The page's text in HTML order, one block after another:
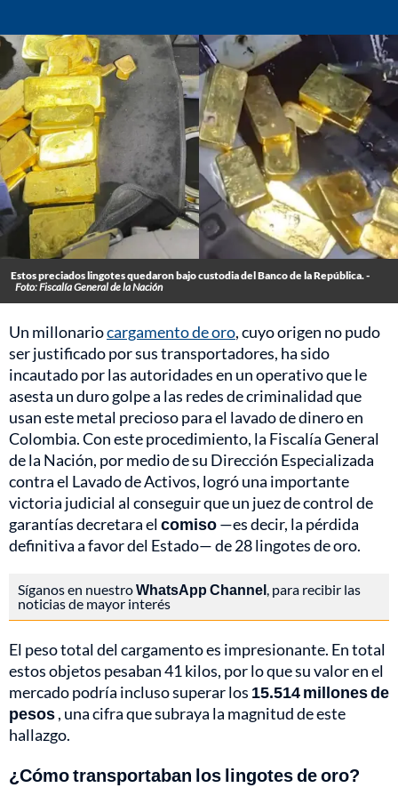
Estos preciados lingotes quedaron bajo custodia del Banco de la República. -
Foto: Fiscalía General de la Nación
Un millonariocargamento de oro, cuyo origen no pudo
ser justificado por sus transportadores, ha sido
incautado por las autoridades en un operativo que le
asesta un duro golpe a las redes de criminalidad que
usan este metal precioso para el lavado de dinero en
Colombia. Con este procedimiento, la Fiscalía General
de la Nación, por medio de su Dirección Especializada
contra el Lavado de Activos, logró una importante
victoria judicial al conseguir que un juez de control de
garantías decretara elcomiso—es decir, la pérdida
definitiva a favor del Estado— de 28 lingotes de oro.
Síganos en nuestroWhatsApp Channel , para recibir las
noticias de mayor interés
El peso total del cargamento es impresionante. En total
estos objetos pesaban 41 kilos, por lo que su valor en el
mercado podría incluso superar los 15.514 millones de
pesos, una cifra que subraya la magnitud de este
hallazgo.
¿Cómo transportaban los lingotes de oro?